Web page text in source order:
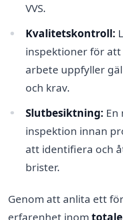
VVS.
Kvalitetskontroll:
inspektioner för
arbete uppfyller
och krav.
Slutbesiktning:
inspektion innan
att identifiera och
brister.
Genom att anlita ett
erfarenhet inom